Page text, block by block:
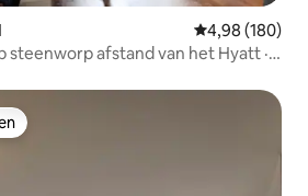
Gemiddelde
4,98 (180)
steenworp afstand van het Hyatt · 2